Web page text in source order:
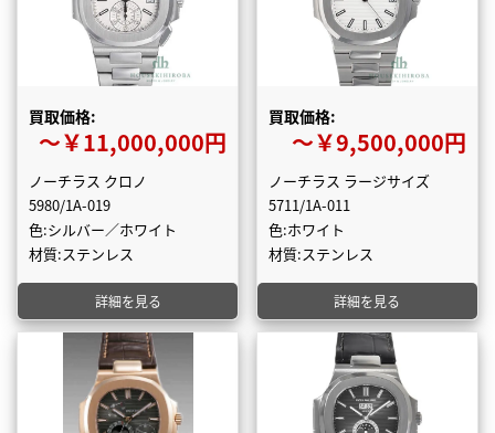
買取価格:
〜￥11,000,000円
ノーチラス クロノ
5980/1A-019
色:シルバー／ホワイト
材質:ステンレス
詳細を見る
買取価格:
〜￥9,500,000円
ノーチラス ラージサイズ
5711/1A-011
色:ホワイト
材質:ステンレス
詳細を見る